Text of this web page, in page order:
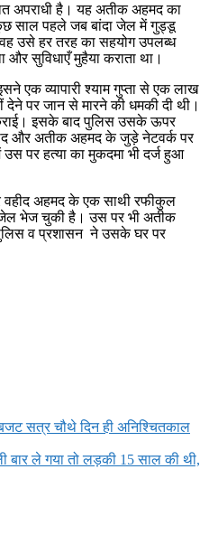
अपराधी है। यह अतीक अहमद का
साल पहले जब बांदा जेल में गुड्डू
उसे हर तरह का सहयोग उपलब्ध
सुविधाएँ मुहैया कराता था।
एक व्यापारी श्याम गुप्ता से एक लाख
देने पर जान से मारने की धमकी दी थी।
इसके बाद पुलिस उसके ऊपर
और अतीक अहमद के जुड़े नेटवर्क पर
पर हत्या का मुकदमा भी दर्ज हुआ
वहीद अहमद के एक साथी रफीकुल
भेज चुकी है। उस पर भी अतीक
व प्रशासन ने उसके घर पर
सत्र चौथे दिन ही अनिश्चितकाल
बार ले गया तो लड़की 15 साल की थी,